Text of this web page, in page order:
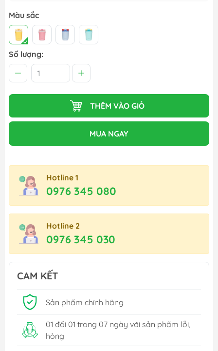
Màu sắc
Số lượng:
THÊM VÀO GIỎ
MUA NGAY
Hotline 1
0976 345 080
Hotline 2
0976 345 030
CAM KẾT
Sản phẩm chính hãng
01 đổi 01 trong 07 ngày với sản phẩm lỗi,
hỏng